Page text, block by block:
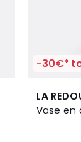
-30€*
LA
Vase en
4,5
/ 5
6
Couleurs